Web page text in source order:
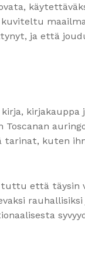
ja että
kuten
että täysin
rauhallisiksi